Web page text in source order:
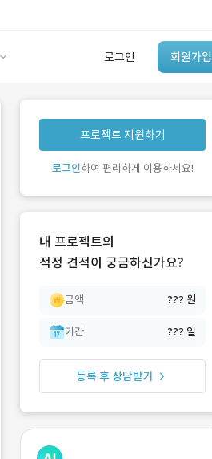
로그인 회원가입
유사사례 검색 AI
‘이런 거’ 만들어본
개발 회사 있어?
프로젝트 지원하기
로그인하여 편리하게 이용하세요!
내 프로젝트의
적정 견적이 궁금하신가요?
금액 ??? 원
기간 ??? 일
등록 후 상담받기